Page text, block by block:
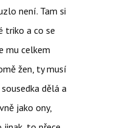
není. Tam si
triko a co se
mu celkem
žen, ty musí
dělá a
jako ony,